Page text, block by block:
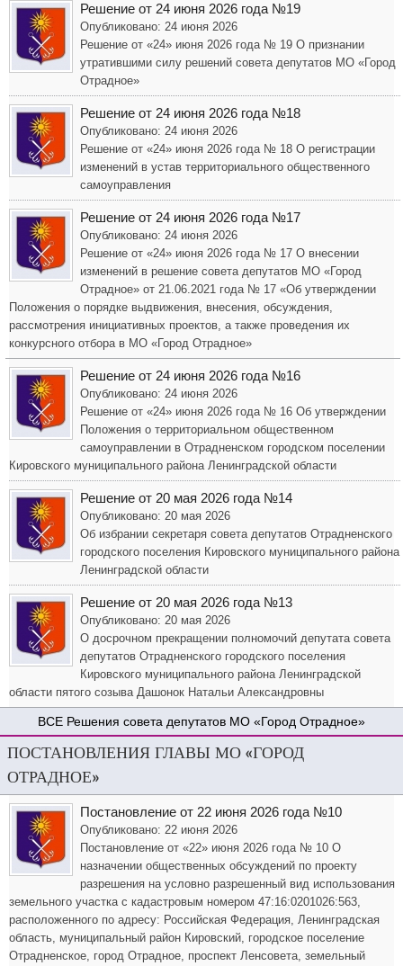
Решение от 24 июня 2026 года №19
Опубликовано: 24 июня 2026
Решение от «24» июня 2026 года № 19 О признании
утратившими силу решений совета депутатов МО «Город
Отрадное»
Решение от 24 июня 2026 года №18
Опубликовано: 24 июня 2026
Решение от «24» июня 2026 года № 18 О регистрации
изменений в устав территориального общественного
самоуправления
Решение от 24 июня 2026 года №17
Опубликовано: 24 июня 2026
Решение от «24» июня 2026 года № 17 О внесении
изменений в решение совета депутатов МО «Город
Отрадное» от 21.06.2021 года № 17 «Об утверждении
Положения о порядке выдвижения, внесения, обсуждения,
рассмотрения инициативных проектов, а также проведения их
конкурсного отбора в МО «Город Отрадное»
Решение от 24 июня 2026 года №16
Опубликовано: 24 июня 2026
Решение от «24» июня 2026 года № 16 Об утверждении
Положения о территориальном общественном
самоуправлении в Отрадненском городском поселении
Кировского муниципального района Ленинградской области
Решение от 20 мая 2026 года №14
Опубликовано: 20 мая 2026
Об избрании секретаря совета депутатов Отрадненского
городского поселения Кировского муниципального района
Ленинградской области
Решение от 20 мая 2026 года №13
Опубликовано: 20 мая 2026
О досрочном прекращении полномочий депутата совета
депутатов Отрадненского городского поселения
Кировского муниципального района Ленинградской
области пятого созыва Дашонок Натальи Александровны
Решения совета депутатов МО «Город Отрадное»
ПОСТАНОВЛЕНИЯ ГЛАВЫ МО «ГОРОД
ОТРАДНОЕ»
Постановление от 22 июня 2026 года №10
Опубликовано: 22 июня 2026
Постановление от «22» июня 2026 года № 10 О
назначении общественных обсуждений по проекту
разрешения на условно разрешенный вид использования
земельного участка с кадастровым номером 47:16:0201026:563,
расположенного по адресу: Российская Федерация, Ленинградская
область, муниципальный район Кировский, городское поселение
Отрадненское, город Отрадное, проспект Ленсовета, земельный